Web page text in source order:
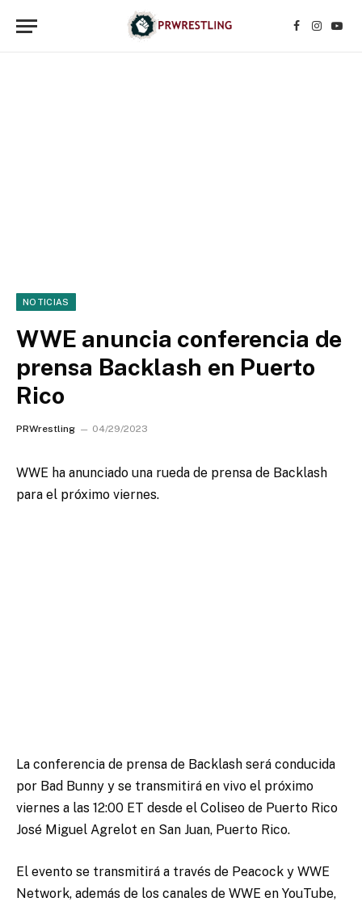
Facebook
NOTICIAS
WWE anuncia conferencia de
prensa Backlash en Puerto
Rico
PRWrestling 04/29/2023
WWE ha anunciado una rueda de prensa de Backlash
para el próximo viernes.
La conferencia de prensa de Backlash será conducida
por Bad Bunny y se transmitirá en vivo el próximo
viernes a las 12:00 ET desde el Coliseo de Puerto Rico
José Miguel Agrelot en San Juan, Puerto Rico.
El evento se transmitirá a través de Peacock y WWE
Network, además de los canales de WWE en YouTube,